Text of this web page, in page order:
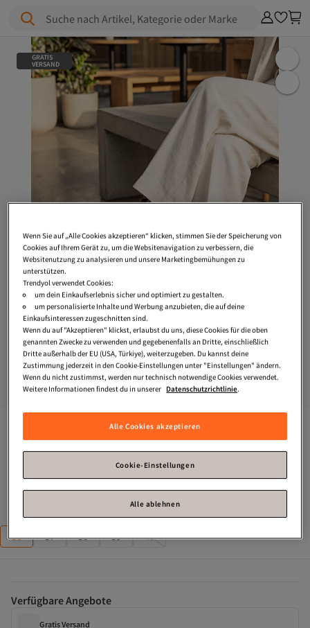
Suche nach Artikel, Kategorie oder Marke
GRATIS
VERSAND
Damenstiefel mit dickem Absatz und spitzer
Zehenpartie Simva Schwarz
Zahle deine Rechnung innerhalb von 30 Tagen – kostenfrei.
Größe:36
36 37 38 39 40
Verfügbare Angebote
Gratis Versand
Wenn Sie auf „Alle Cookies akzeptieren“ klicken, stimmen Sie der Speicherung von
Cookies auf Ihrem Gerät zu, um die Websitenavigation zu verbessern, die
Websitenutzung zu analysieren und unsere Marketingbemühungen zu
unterstützen.
Trendyol verwendet Cookies:
um dein Einkaufserlebnis sicher und optimiert zu gestalten.
um personalisierte Inhalte und Werbung anzubieten, die auf deine
Einkaufsinteressen zugeschnitten sind.
Wenn du auf "Akzeptieren" klickst, erlaubst du uns, diese Cookies für die oben
genannten Zwecke zu verwenden und gegebenenfalls an Dritte, einschließlich
Dritte außerhalb der EU (USA, Türkiye), weiterzugeben. Du kannst deine
Zustimmung jederzeit in den Cookie-Einstellungen unter "Einstellungen" ändern.
Wenn du nicht zustimmst, werden nur technisch notwendige Cookies verwendet.
Weitere Informationen findest du in unserer Datenschutzrichtlinie.
Alle Cookies akzeptieren
Cookie-Einstellungen
Alle ablehnen